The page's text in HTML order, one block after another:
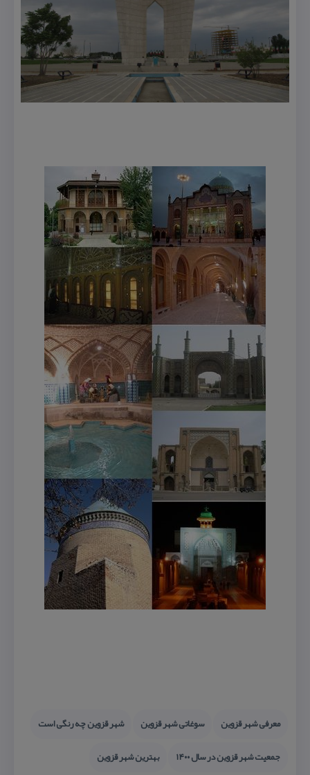
معرفی شهر قزوین سوغاتی شهر قزوین
شهر قزوین چه رنگی است
جمعیت شهر قزوین در سال ۱۴۰۰
بهترین شهر قزوین